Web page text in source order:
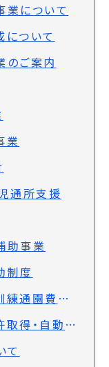
について
ついて
のご案内
業
通所支援
助事業
制度
費補助制度
造費助成事業
て